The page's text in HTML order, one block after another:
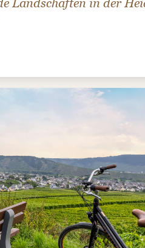
Landschaften in der